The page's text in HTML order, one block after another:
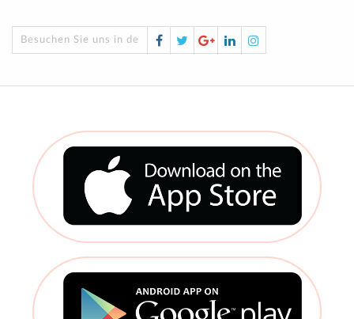
Besuchen Sie uns in den sozialen Medien!
Facebook
TwitterGoogle
Plus
LinkedInInstagram